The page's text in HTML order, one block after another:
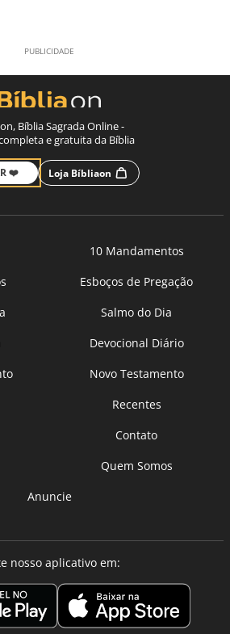
Bíblia Sagrada Online -
e gratuita da Bíblia
❤️ Loja Bíbliaon
10 Mandamentos
Esboços de Pregação
Salmo do Dia
Devocional Diário
Novo Testamento
Recentes
Contato
Quem Somos
Anuncie
nosso aplicativo em: